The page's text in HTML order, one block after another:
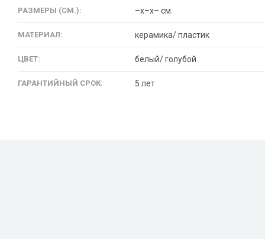
РАЗМЕРЫ (СМ.): –x–x– см.
МАТЕРИАЛ: керамика/ пластик
ЦВЕТ: белый/ голубой
ГАРАНТИЙНЫЙ СРОК: 5 лет